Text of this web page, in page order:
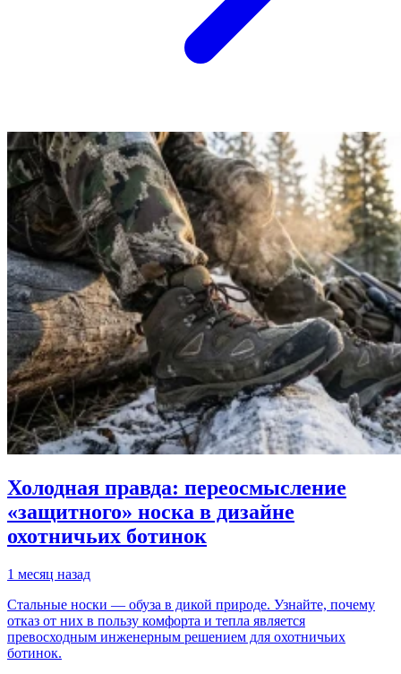
Холодная правда: переосмысление
«защитного» носка в дизайне
охотничьих ботинок
1 месяц назад
Стальные носки — обуза в дикой природе. Узнайте, почему
отказ от них в пользу комфорта и тепла является
превосходным инженерным решением для охотничьих
ботинок.